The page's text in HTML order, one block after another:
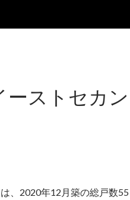
ーストセカン
、2020年12月築の総戸数55